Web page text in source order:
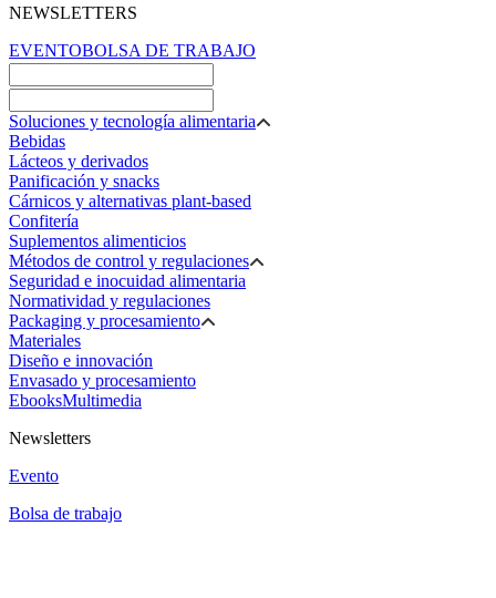
NEWSLETTERS
EVENTOBOLSA DE TRABAJO
Soluciones y tecnología alimentaria
Bebidas
Lácteos y derivados
Panificación y snacks
Cárnicos y alternativas plant-based
Confitería
Suplementos alimenticios
Métodos de control y regulaciones
Seguridad e inocuidad alimentaria
Normatividad y regulaciones
Packaging y procesamiento
Materiales
Diseño e innovación
Envasado y procesamiento
EbooksMultimedia
Newsletters
Evento
Bolsa de trabajo